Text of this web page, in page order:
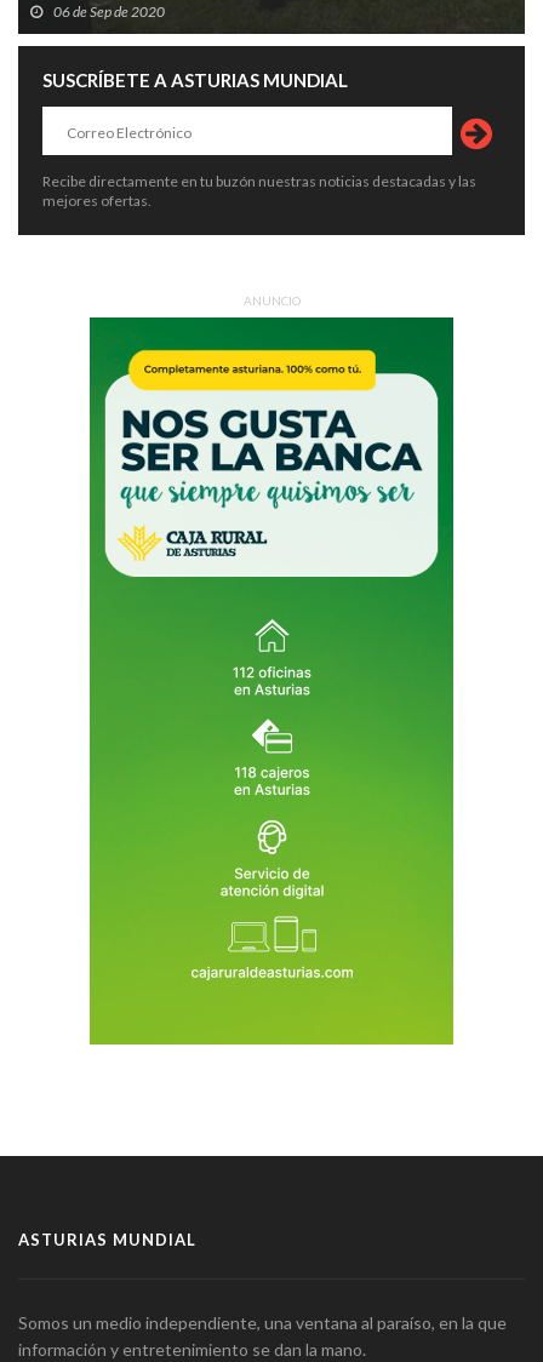
06 de Sep de 2020
SUSCRÍBETE A ASTURIAS MUNDIAL
Recibe directamente en tu buzón nuestras noticias destacadas y las
mejores ofertas.
ANUNCIO
ASTURIAS MUNDIAL
Somos un medio independiente, una ventana al paraíso, en la que
información y entretenimiento se dan la mano.